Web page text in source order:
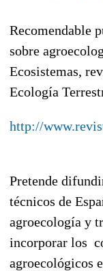
Recomendable
sobre
Ecosistemas,
Ecología
http://
Pretende
técnicos de
agroecología y
incorporar los
agroecológicos